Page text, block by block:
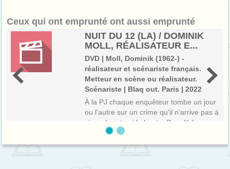
Ceux qui ont emprunté ont aussi emprunté
NUIT DU 12 (LA) / DOMINIK
MOLL, RÉALISATEUR E...
DVD | Moll, Dominik (1962-) -
réalisateur et scénariste français.
Metteur en scène ou réalisateur.
Scénariste | Blaq out. Paris | 2022
À la PJ chaque enquêteur tombe un jour
ou l'autre sur un crime qu'il n'arrive pas à
résoudre et qui le hante. Pour Yohan
c'est le meurtre de Clara. Les
interrogatoires se succèdent, les
suspects ne manquent pas, et les doutes